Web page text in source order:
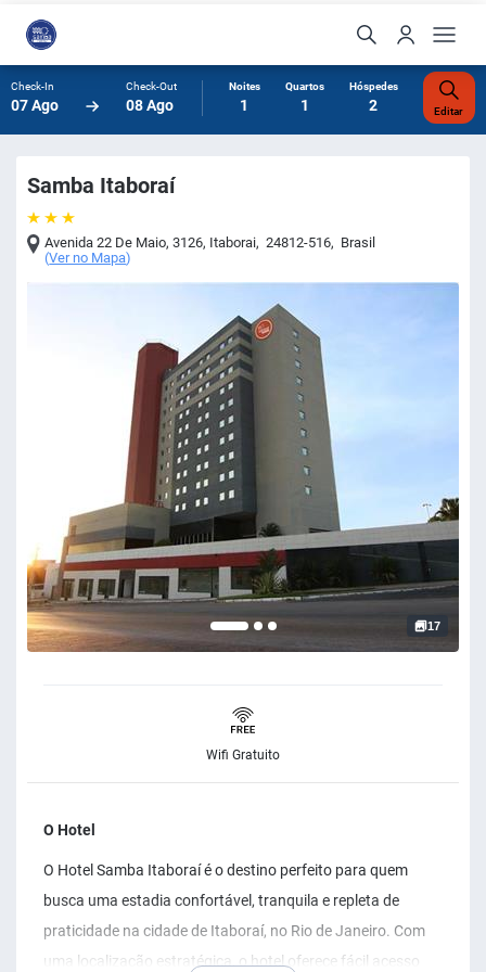
Check-In
07 Ago
Check-Out
08 Ago
Noites
1
Quartos
1
Hóspedes
2 Editar
Samba Itaboraí
Avenida 22 De Maio, 3126, Itaborai, 24812-516, Brasil
(Ver no Mapa)
17
Wifi Gratuito
O Hotel
O Hotel Samba Itaboraí é o destino perfeito para quem
busca uma estadia confortável, tranquila e repleta de
praticidade na cidade de Itaboraí, no Rio de Janeiro. Com
uma localização estratégica, o hotel oferece fácil acesso